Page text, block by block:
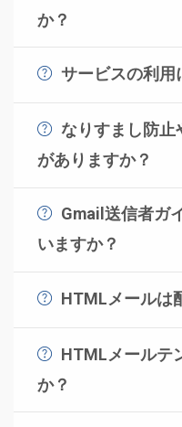
か？
お客さまのブランデ
ガを中心にSNSやWeb
チームによる運用で
付が可能です。（回
業時間内となります。
部署が別となります
のご相談は、ログイン
します。
サービスの利用
コンビーズメールプ
た環境でWebブラウ
なります。
なりすまし防止
がありますか？
送信先のサーバーに
ボックスに入ってしま
に対応していますので
Gmail送信者ガ
いますか？
Gmail送信者ガイドラ
ドやDKIM、DMARCは
HTMLメールは
はい、HTMLメール配
ラスでは、テキストメ
HTMLメールテ
か？
予め用意されたテン